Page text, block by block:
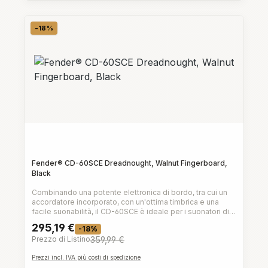
Sconto
-18%
Fender® CD-60SCE Dreadnought, Walnut Fingerboard,
Black
Combinando una potente elettronica di bordo, tra cui un
accordatore incorporato, con un'ottima timbrica e una
facile suonabilità, il CD-60SCE è ideale per i suonatori di
collegarsi.Con un corpo Venetian-cutaway per un facile
accesso ai tasti superiori, un top in abete massello per un
suonare e fondo e fasce in mogano, la CD-60SCE è
295,19 € -18%
Prezzo di Listino359,99 €
Prezzi incl. IVA più costi di spedizione